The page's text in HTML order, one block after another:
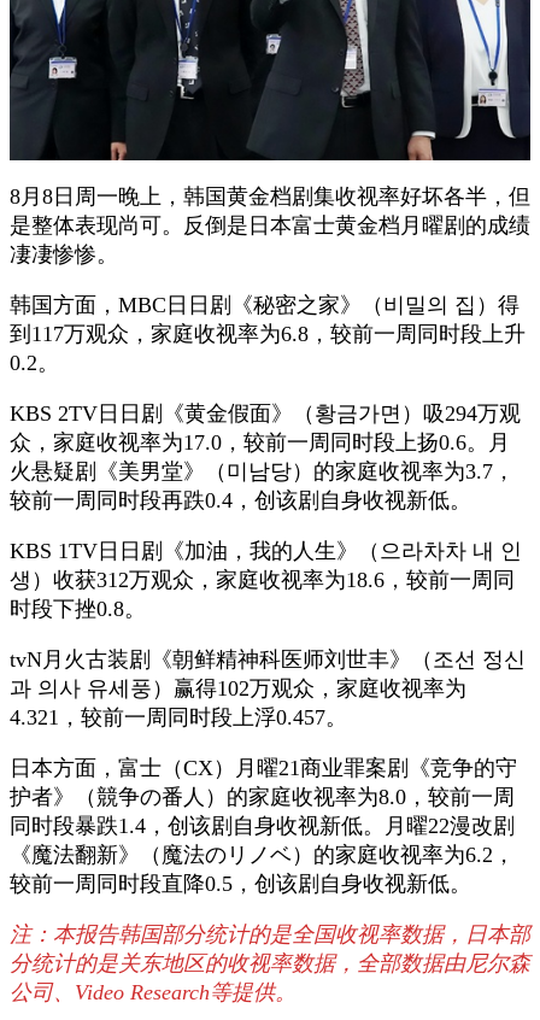
8月8日周一晚上，韩国黄金档剧集收视率好坏各半，但
是整体表现尚可。反倒是日本富士黄金档月曜剧的成绩
凄凄惨惨。
韩国方面，MBC日日剧《秘密之家》（비밀의 집）得
到117万观众，家庭收视率为6.8，较前一周同时段上升
0.2。
KBS 2TV日日剧《黄金假面》（황금가면）吸294万观
众，家庭收视率为17.0，较前一周同时段上扬0.6。月
火悬疑剧《美男堂》（미남당）的家庭收视率为3.7，
较前一周同时段再跌0.4，创该剧自身收视新低。
KBS 1TV日日剧《加油，我的人生》（으라차차 내 인
생）收获312万观众，家庭收视率为18.6，较前一周同
时段下挫0.8。
tvN月火古装剧《朝鲜精神科医师刘世丰》（조선 정신
과 의사 유세풍）赢得102万观众，家庭收视率为
4.321，较前一周同时段上浮0.457。
日本方面，富士（CX）月曜21商业罪案剧《竞争的守
护者》（競争の番人）的家庭收视率为8.0，较前一周
同时段暴跌1.4，创该剧自身收视新低。月曜22漫改剧
《魔法翻新》（魔法のリノベ）的家庭收视率为6.2，
较前一周同时段直降0.5，创该剧自身收视新低。
注：本报告韩国部分统计的是全国收视率数据，日本部
分统计的是关东地区的收视率数据，全部数据由尼尔森
公司、Video Research等提供。